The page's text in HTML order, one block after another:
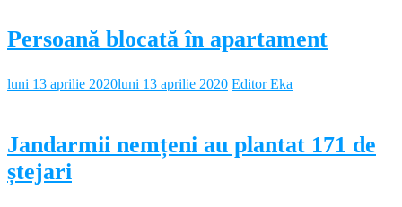
Persoană blocată în apartament
luni 13 aprilie 2020luni 13 aprilie 2020 Editor Eka
Jandarmii nemțeni au plantat 171 de
ștejari